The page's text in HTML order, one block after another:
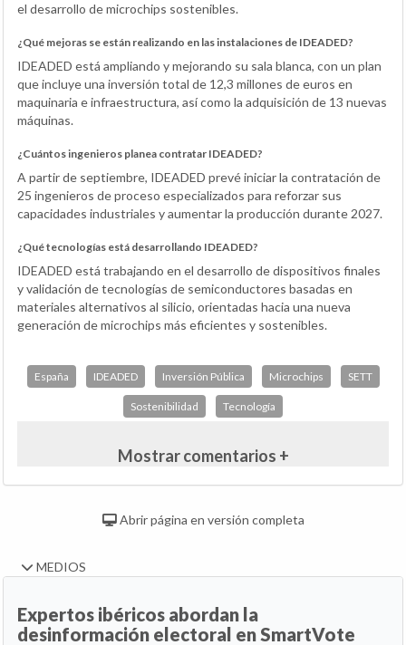
el desarrollo de microchips sostenibles.
¿Qué mejoras se están realizando en las instalaciones de IDEADED?
IDEADED está ampliando y mejorando su sala blanca, con un plan
que incluye una inversión total de 12,3 millones de euros en
maquinaria e infraestructura, así como la adquisición de 13 nuevas
máquinas.
¿Cuántos ingenieros planea contratar IDEADED?
A partir de septiembre, IDEADED prevé iniciar la contratación de
25 ingenieros de proceso especializados para reforzar sus
capacidades industriales y aumentar la producción durante 2027.
¿Qué tecnologías está desarrollando IDEADED?
IDEADED está trabajando en el desarrollo de dispositivos finales
y validación de tecnologías de semiconductores basadas en
materiales alternativos al silicio, orientadas hacia una nueva
generación de microchips más eficientes y sostenibles.
España IDEADED Inversión Pública Microchips SETT
Sostenibilidad Tecnología
Mostrar comentarios +
Abrir página en versión completa
MEDIOS
Expertos ibéricos abordan la
desinformación electoral en SmartVote